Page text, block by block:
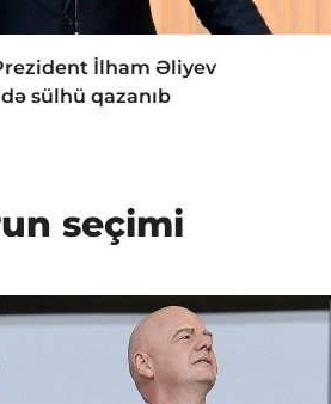
İlham Əliyev
sülhü qazanıb
seçimi